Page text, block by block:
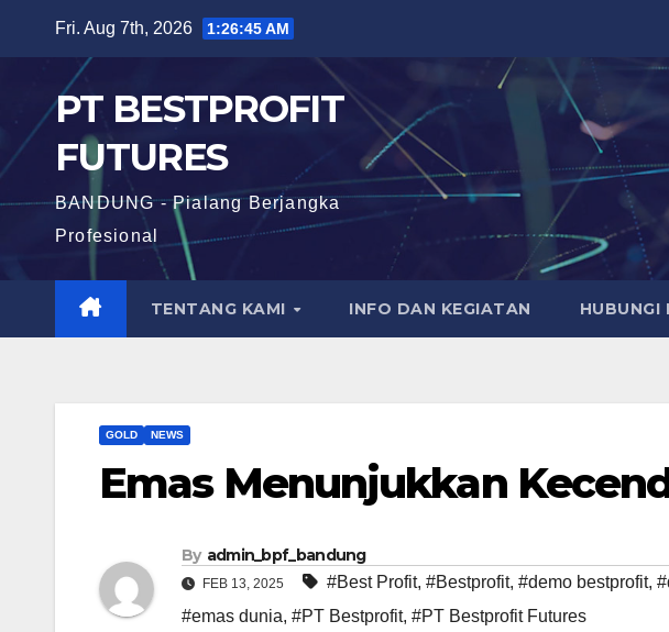
Fri. Aug 7th, 2026 1:26:46 AM
PT BESTPROFIT
FUTURES
BANDUNG - Pialang Berjangka
Profesional
TENTANG KAMI INFO DAN KEGIATAN HUBUNGI
GOLD NEWS
Emas Menunjukkan
By admin_bpf_bandung
FEB 13, 2025 #Best Profit, #Bestprofit, #demo bestprofit,
#emas dunia, #PT Bestprofit, #PT Bestprofit Futures